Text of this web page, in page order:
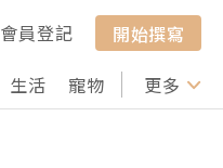
會員登記
開始撰寫
生活 寵物 行山 打卡
更多